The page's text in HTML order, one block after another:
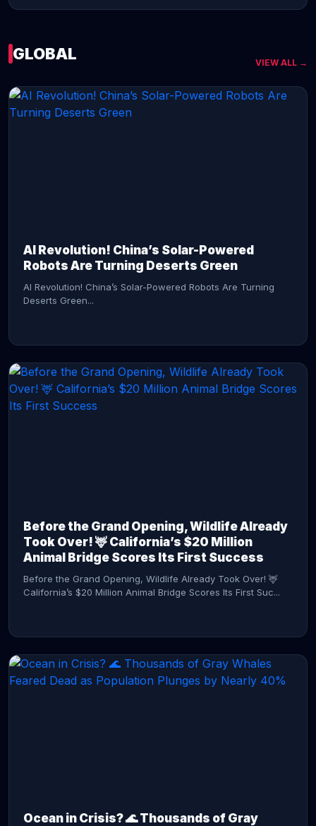
GLOBAL VIEW ALL →
AI Revolution! China’s Solar-Powered
Robots Are Turning Deserts Green
AI Revolution! China’s Solar-Powered Robots Are Turning
Deserts Green...
Before the Grand Opening, Wildlife Already
Took Over! 🦌 California’s $20 Million
Animal Bridge Scores Its First Success
Before the Grand Opening, Wildlife Already Took Over! 🦌
California’s $20 Million Animal Bridge Scores Its First Suc...
Ocean in Crisis? 🌊 Thousands of Gray